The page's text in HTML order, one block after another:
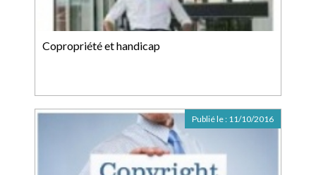
Copropriété et handicap
Publié le : 11/10/2016